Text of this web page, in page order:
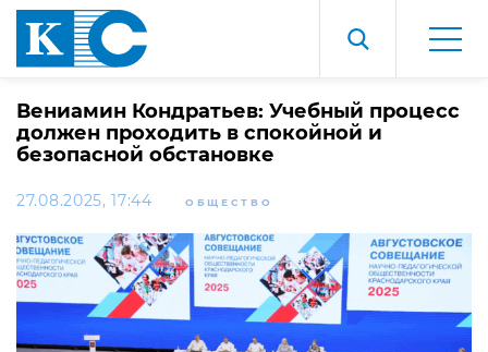
Вениамин Кондратьев: Учебный процесс
должен проходить в спокойной и
безопасной обстановке
27.08.2025, 17:44 ОБЩЕСТВО